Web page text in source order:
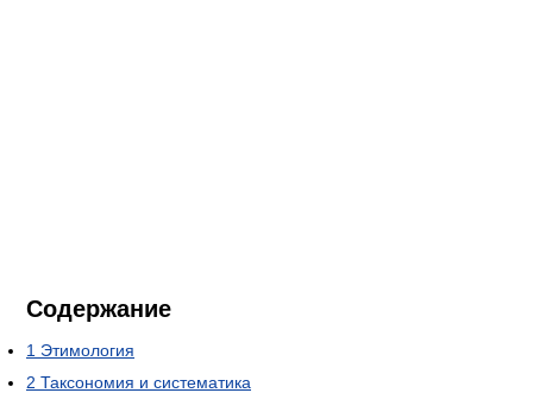
Содержание
1 Этимология
2 Таксономия и систематика